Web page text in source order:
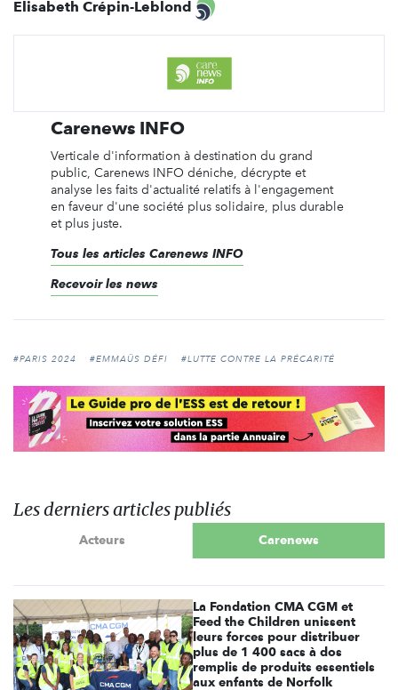
Élisabeth Crépin-Leblond
Carenews INFO
Verticale d'information à destination du grand
public, Carenews INFO déniche, décrypte et
analyse les faits d'actualité relatifs à l'engagement
en faveur d'une société plus solidaire, plus durable
et plus juste.
Tous les articles Carenews INFO
Recevoir les news
#PARIS 2024 #EMMAÜS DÉFI #LUTTE CONTRE LA PRÉCARITÉ
Les derniers articles publiés
Acteurs Carenews
La Fondation CMA CGM et
Feed the Children unissent
leurs forces pour distribuer
plus de 1 400 sacs à dos
remplis de produits essentiels
aux enfants de Norfolk